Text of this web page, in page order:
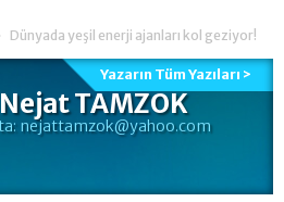
Dünyada yeşil enerji ajanları kol geziyor!
TAMZOK
nejattamzok@yahoo.com
Yazarın Tüm Yazıları >